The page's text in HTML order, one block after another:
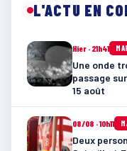
L'ACTU EN
Hier · 21h41
Une onde
passage
15 août
08/08 · 10h11
Deux